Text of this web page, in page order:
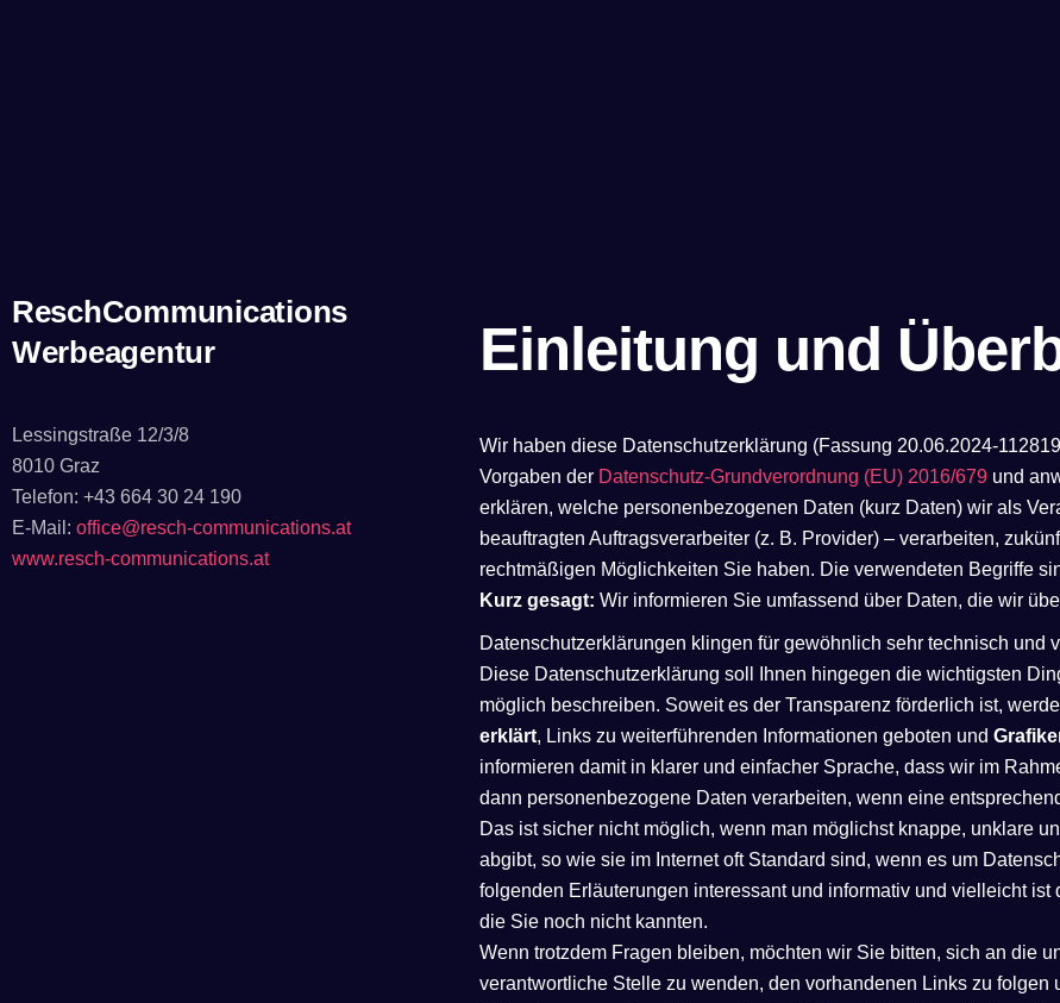
ReschCommunications
Werbeagentur
Lessingstraße 12/3/8
8010 Graz
Telefon: +43 664 30 24 190
E-Mail: office@resch-communications.at
www.resch-communications.at
Einleitung und
Wir haben diese Datenschutzerklärung (Fassung 20.06.2024-
Vorgaben der Datenschutz-Grundverordnung (EU) 2016/679 und
erklären, welche personenbezogenen Daten (kurz Daten) wir als
beauftragten Auftragsverarbeiter (z. B. Provider) – verarbeiten,
rechtmäßigen Möglichkeiten Sie haben. Die verwendeten Begriffe
Kurz gesagt: Wir informieren Sie umfassend über Daten, die wir
Datenschutzerklärungen klingen für gewöhnlich sehr technisch und
Diese Datenschutzerklärung soll Ihnen hingegen die wichtigsten
möglich beschreiben. Soweit es der Transparenz förderlich ist,
erklärt, Links zu weiterführenden Informationen geboten und
informieren damit in klarer und einfacher Sprache, dass wir im
dann personenbezogene Daten verarbeiten, wenn eine
Das ist sicher nicht möglich, wenn man möglichst knappe, unklare
abgibt, so wie sie im Internet oft Standard sind, wenn es um
folgenden Erläuterungen interessant und informativ und vielleicht ist
die Sie noch nicht kannten.
Wenn trotzdem Fragen bleiben, möchten wir Sie bitten, sich an die
verantwortliche Stelle zu wenden, den vorhandenen Links zu folgen